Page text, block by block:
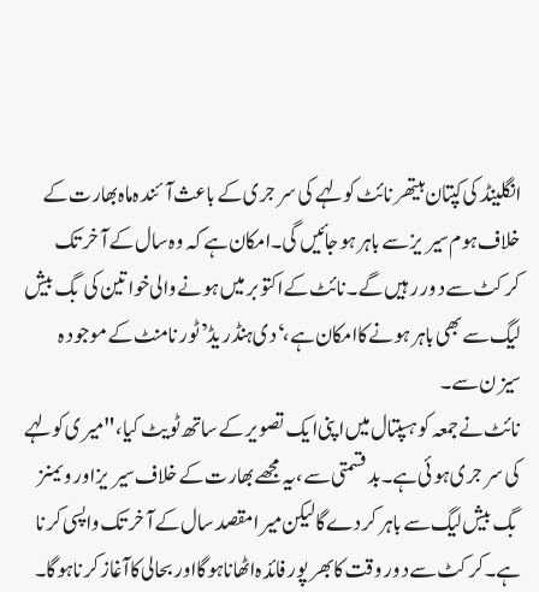
انگلینڈ کی کپتان ہیتھر نائٹ کولہے کی سرجری کے باعث آئندہ ماہ بھارت کے
خلاف ہوم سیریز سے باہر ہو جائیں گی۔امکان ہے کہ وہ سال کے آخر تک
کرکٹ سے دور رہیں گے۔نائٹ کے اکتوبر میں ہونے والی خواتین کی بگ بیش
لیگ سے بھی باہر ہونے کا امکان ہے، ‘دی ہنڈریڈ’ ٹورنامنٹ کے موجودہ
سیزن سے۔
نائٹ نے جمعہ کو ہسپتال میں اپنی ایک تصویر کے ساتھ ٹویٹ کیا، "میری کولہے
کی سرجری ہوئی ہے۔بدقسمتی سے، یہ مجھے بھارت کے خلاف سیریز اور ویمنز
بگ بیش لیگ سے باہر کر دے گا لیکن میرا مقصد سال کے آخر تک واپسی کرنا
ہے۔کرکٹ سے دور وقت کا بھرپور فائدہ اٹھانا ہوگا اور بحالی کا آغاز کرنا ہوگا۔